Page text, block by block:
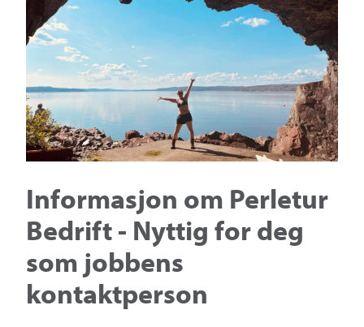
Informasjon om Perletur
Bedrift - Nyttig for deg
som jobbens
kontaktperson